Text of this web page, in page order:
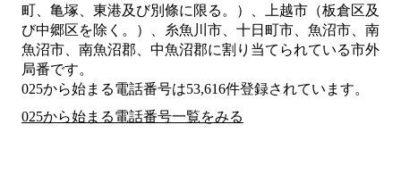
町、亀塚、東港及び別條に限る。）、上越市（板倉区及
び中郷区を除く。）、糸魚川市、十日町市、魚沼市、南
魚沼市、南魚沼郡、中魚沼郡に割り当てられている市外
局番です。
025から始まる電話番号は53,616件登録されています。
025から始まる電話番号一覧をみる